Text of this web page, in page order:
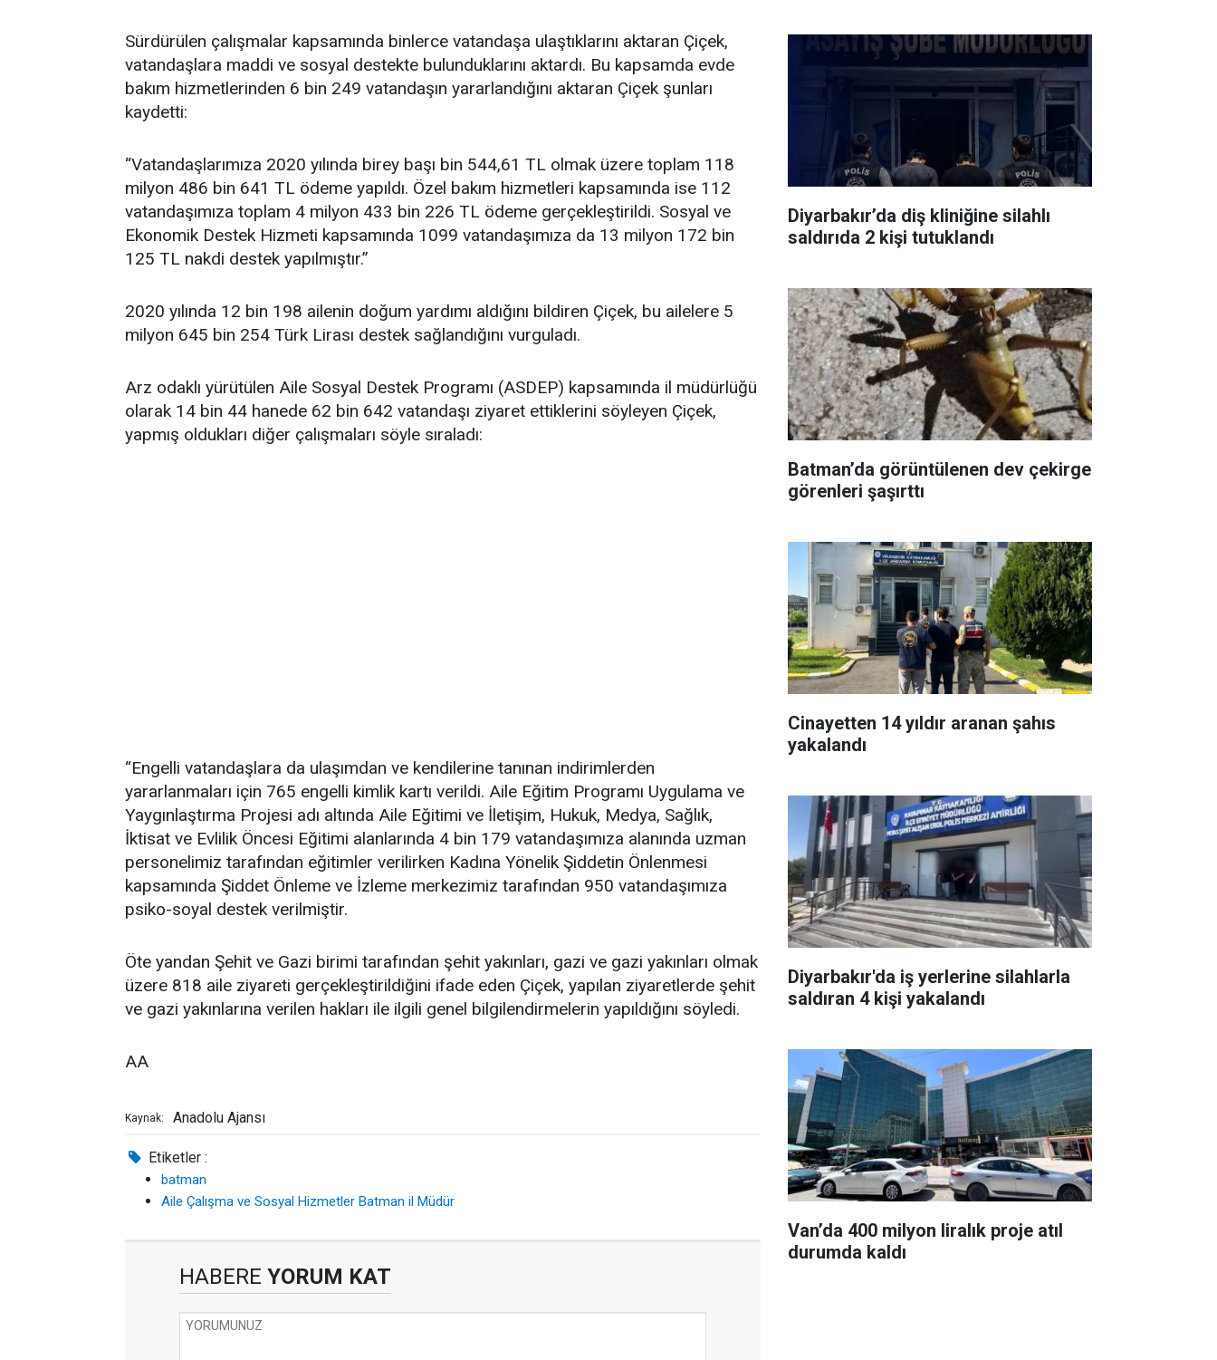
Sürdürülen çalışmalar kapsamında binlerce vatandaşa ulaştıklarını aktaran Çiçek,
vatandaşlara maddi ve sosyal destekte bulunduklarını aktardı. Bu kapsamda evde
bakım hizmetlerinden 6 bin 249 vatandaşın yararlandığını aktaran Çiçek şunları
kaydetti:
“Vatandaşlarımıza 2020 yılında birey başı bin 544,61 TL olmak üzere toplam 118
milyon 486 bin 641 TL ödeme yapıldı. Özel bakım hizmetleri kapsamında ise 112
vatandaşımıza toplam 4 milyon 433 bin 226 TL ödeme gerçekleştirildi. Sosyal ve
Ekonomik Destek Hizmeti kapsamında 1099 vatandaşımıza da 13 milyon 172 bin
125 TL nakdi destek yapılmıştır.”
2020 yılında 12 bin 198 ailenin doğum yardımı aldığını bildiren Çiçek, bu ailelere 5
milyon 645 bin 254 Türk Lirası destek sağlandığını vurguladı.
Arz odaklı yürütülen Aile Sosyal Destek Programı (ASDEP) kapsamında il müdürlüğü
olarak 14 bin 44 hanede 62 bin 642 vatandaşı ziyaret ettiklerini söyleyen Çiçek,
yapmış oldukları diğer çalışmaları söyle sıraladı:
“Engelli vatandaşlara da ulaşımdan ve kendilerine tanınan indirimlerden
yararlanmaları için 765 engelli kimlik kartı verildi. Aile Eğitim Programı Uygulama ve
Yaygınlaştırma Projesi adı altında Aile Eğitimi ve İletişim, Hukuk, Medya, Sağlık,
İktisat ve Evlilik Öncesi Eğitimi alanlarında 4 bin 179 vatandaşımıza alanında uzman
personelimiz tarafından eğitimler verilirken Kadına Yönelik Şiddetin Önlenmesi
kapsamında Şiddet Önleme ve İzleme merkezimiz tarafından 950 vatandaşımıza
psiko-soyal destek verilmiştir.
Öte yandan Şehit ve Gazi birimi tarafından şehit yakınları, gazi ve gazi yakınları olmak
üzere 818 aile ziyareti gerçekleştirildiğini ifade eden Çiçek, yapılan ziyaretlerde şehit
ve gazi yakınlarına verilen hakları ile ilgili genel bilgilendirmelerin yapıldığını söyledi.
AA
Kaynak: Anadolu Ajansı
Etiketler :
batman
Aile Çalışma ve Sosyal Hizmetler Batman il Müdür
HABERE YORUM KAT
Diyarbakır’da diş kliniğine silahlı
saldırıda 2 kişi tutuklandı
Batman’da görüntülenen dev çekirge
görenleri şaşırttı
Cinayetten 14 yıldır aranan şahıs
yakalandı
Diyarbakır'da iş yerlerine silahlarla
saldıran 4 kişi yakalandı
Van’da 400 milyon liralık proje atıl
durumda kaldı